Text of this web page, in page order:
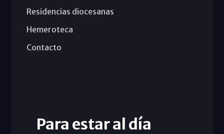
Residencias diocesanas
Hemeroteca
Contacto
Para estar al día